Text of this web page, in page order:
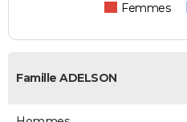
Femmes
Famille ADELSON